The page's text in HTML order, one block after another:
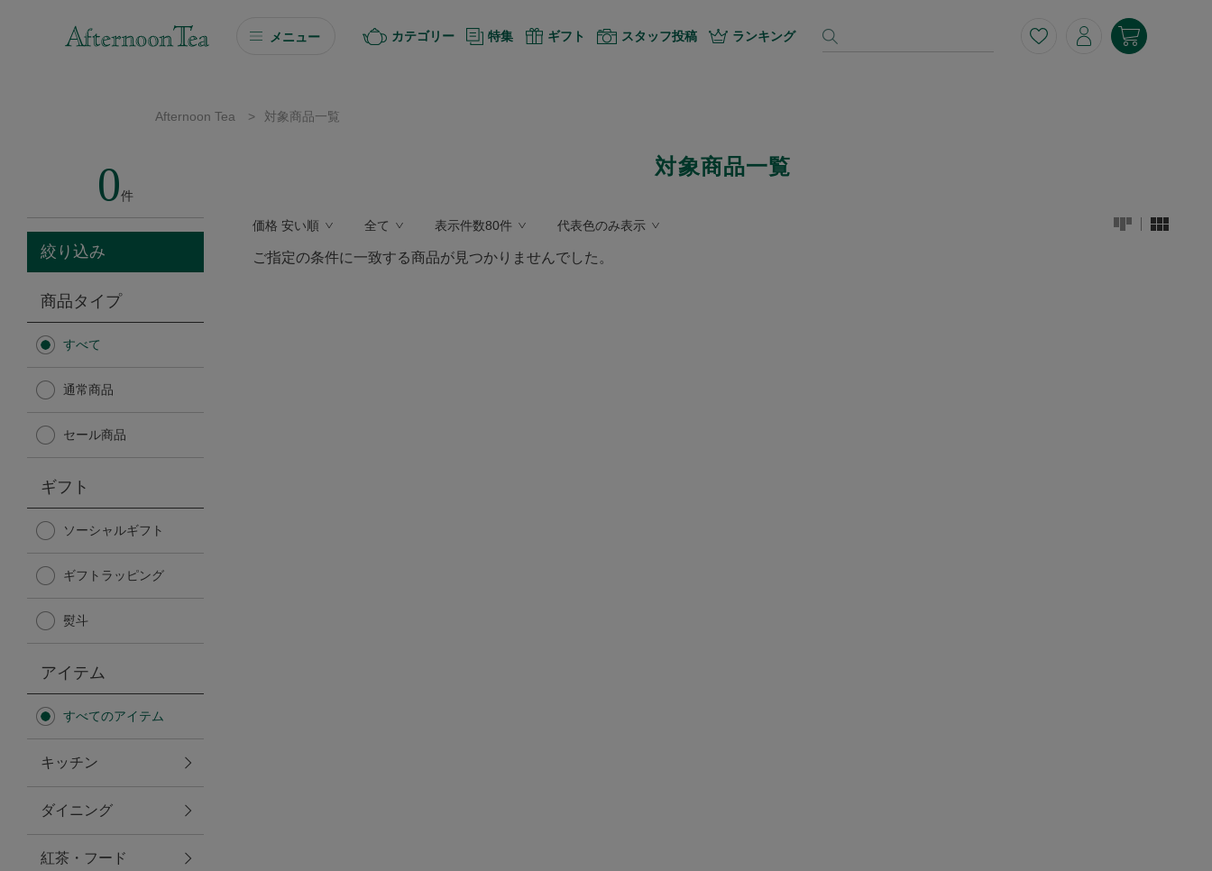
メニュー
ソーシャルギフト
カタログギフト
Afternoon Tea TEAROOM
Afternoon Tea TEAROOM
日傘
保冷バッグ
無重力シリーズ
トラベルグッズ
カテゴリー 特集 ギフト スタッフ投稿 ランキング
Afternoon Tea > 対象商品一覧
0件
絞り込み
商品タイプ
すべて
通常商品
セール商品
ギフト
ソーシャルギフト
ギフトラッピング
熨斗
アイテム
すべてのアイテム
キッチン
ダイニング
紅茶・フード
対象商品一覧
価格 安い順 全て 表示件数80件 代表色のみ表示
ご指定の条件に一致する商品が見つかりませんでした。